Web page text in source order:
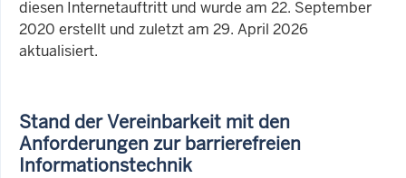
diesen Internetauftritt und wurde am 22. September
2020 erstellt und zuletzt am 29. April 2026
aktualisiert.
Stand der Vereinbarkeit mit den
Anforderungen zur barrierefreien
Informationstechnik